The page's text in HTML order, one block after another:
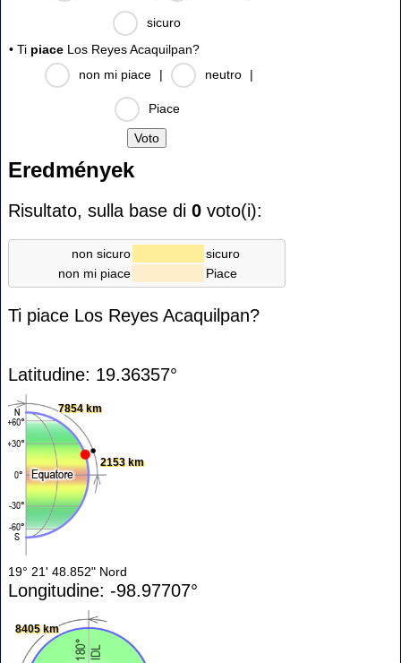
sicuro
• Ti piace Los Reyes Acaquilpan?
non mi piace
| neutro |
Piace
Eredmények
Risultato, sulla base di 0 voto(i):
non sicuro
sicuro
non mi piace
Piace
Ti piace Los Reyes Acaquilpan?
Latitudine: 19.36357°
7854 km
2153 km
19° 21' 48.852" Nord
Longitudine: -98.97707°
8405 km